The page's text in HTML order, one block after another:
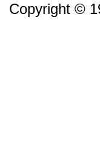
Copyright ©